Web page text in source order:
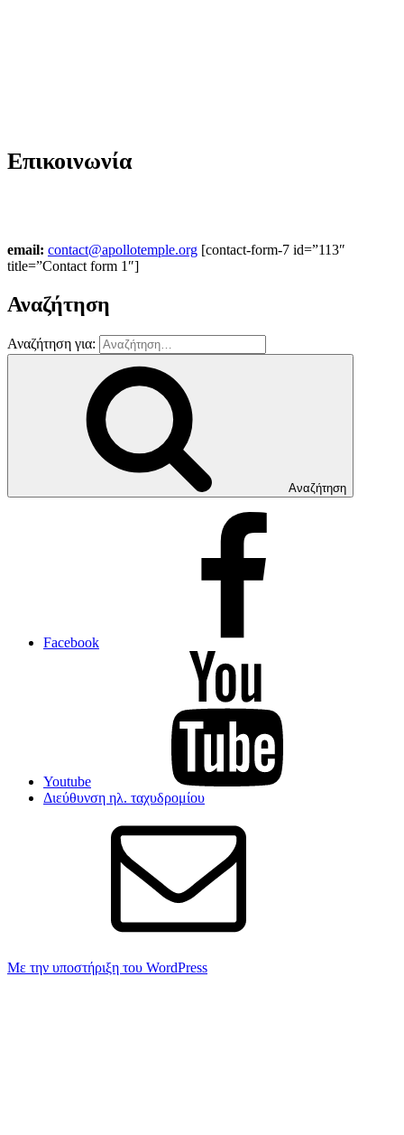
Επικοινωνία
email: contact@apollotemple.org [contact-form-7 id=”113″
title=”Contact form 1″]
Αναζήτηση
Αναζήτηση για:
Αναζήτηση
Facebook
Youtube
Διεύθυνση ηλ. ταχυδρομίου
Με την υποστήριξη του WordPress